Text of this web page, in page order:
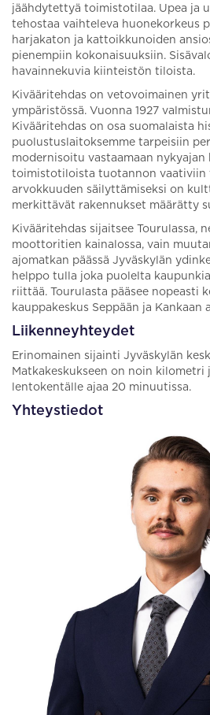
jäähdytettyä toimistotilaa. Upea ja
tehostaa vaihteleva huonekorkeus
harjakaton ja kattoikkunoiden
pienempiin kokonaisuuksiin.
havainnekuvia kiinteistön tiloista.
Kivääritehdas on vetovoimainen
ympäristössä. Vuonna 1927
Kivääritehdas on osa suomalaista
puolustuslaitoksemme tarpeisiin
modernisoitu vastaamaan
toimistotiloista tuotannon vaativiin
arvokkuuden säilyttämiseksi on
merkittävät rakennukset määrätty
Kivääritehdas sijaitsee Tourulassa,
moottoritien kainalossa, vain
ajomatkan päässä Jyväskylän
helppo tulla joka puolelta
riittää. Tourulasta pääsee nopeasti
kauppakeskus Seppään ja Kankaan
Liikenneyhteydet
Erinomainen sijainti Jyväskylän
Matkakeskukseen on noin kilometri
lentokentälle ajaa 20 minuutissa.
Yhteystiedot